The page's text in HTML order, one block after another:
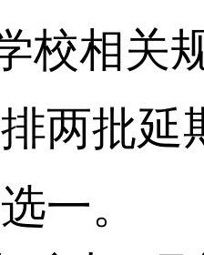
校相关
两批延
一。